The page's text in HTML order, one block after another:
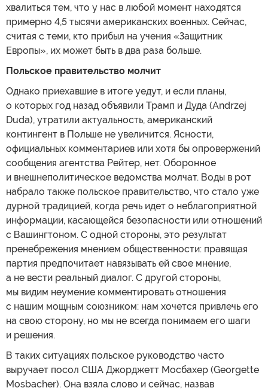
хвалиться тем, что у нас в любой момент находятся
примерно 4,5 тысячи американских военных. Сейчас,
считая с теми, кто прибыл на учения «Защитник
Европы», их может быть в два раза больше.
Польское правительство молчит
Однако приехавшие в итоге уедут, и если планы,
о которых год назад объявили Трамп и Дуда (Andrzej
Duda), утратили актуальность, американский
контингент в Польше не увеличится. Ясности,
официальных комментариев или хотя бы опровержений
сообщения агентства Рейтер, нет. Оборонное
и внешнеполитическое ведомства молчат. Воды в рот
набрало также польское правительство, что стало уже
дурной традицией, когда речь идет о неблагоприятной
информации, касающейся безопасности или отношений
с Вашингтоном. С одной стороны, это результат
пренебрежения мнением общественности: правящая
партия предпочитает навязывать ей свое мнение,
а не вести реальный диалог. С другой стороны,
мы видим неумение комментировать отношения
с нашим мощным союзником: нам хочется привлечь его
на свою сторону, но мы не всегда понимаем его шаги
и решения.
В таких ситуациях польское руководство часто
выручает посол США Джорджетт Мосбахер (Georgette
Mosbacher). Она взяла слово и сейчас, назвав